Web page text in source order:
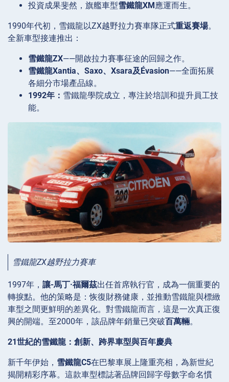
投資成果斐然，旗艦車型雪鐵龍XM應運而生。
1990年代初，雪鐵龍以ZX越野拉力賽車隊正式重返賽場。
全新車型接連推出：
雪鐵龍ZX——開啟拉力賽事征途的回歸之作。
雪鐵龍Xantia、Saxo、Xsara及Évasion——全面拓展
各細分市場產品線。
1992年： 雪鐵龍學院成立，專注於培訓和提升員工技
能。
雪鐵龍ZX越野拉力賽車
1997年， 讓-馬丁·福爾茲出任首席執行官，成為一個重要的
轉捩點。他的策略是：恢復財務健康，並推動雪鐵龍與標緻
車型之間更鮮明的差異化。對雪鐵龍而言，這是一次真正復
興的開端。至2000年，該品牌年銷量已突破百萬輛。
21世紀的雪鐵龍：創新、跨界車型與百年慶典
新千年伊始， 雪鐵龍C5在巴黎車展上隆重亮相，為新世紀
揭開精彩序幕。這款車型標誌著品牌回歸字母數字命名慣